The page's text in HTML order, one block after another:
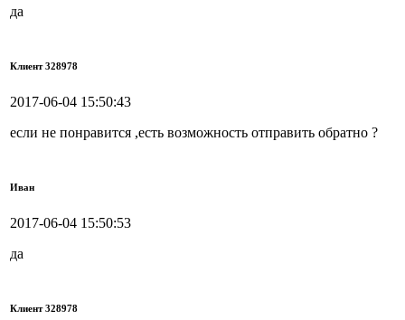
да
Клиент 328978
2017-06-04 15:50:43
если не понравится ,есть возможность отправить обратно ?
Иван
2017-06-04 15:50:53
да
Клиент 328978